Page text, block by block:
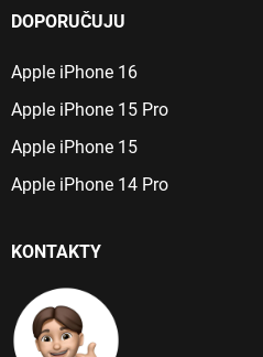
DOPORUČUJU
Apple iPhone 16
Apple iPhone 15 Pro
Apple iPhone 15
Apple iPhone 14 Pro
KONTAKTY